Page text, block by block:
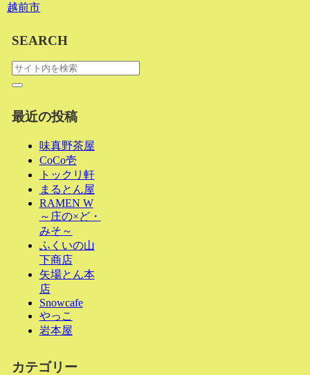
越前市
SEARCH
最近の投稿
味真野茶屋
CoCo壱
トックリ軒
まるとん屋
RAMEN W
～庄の×ど・
みそ～
ふくいの山
下商店
矢場とん本
店
Snowcafe
やっこ
岩本屋
カテゴリー